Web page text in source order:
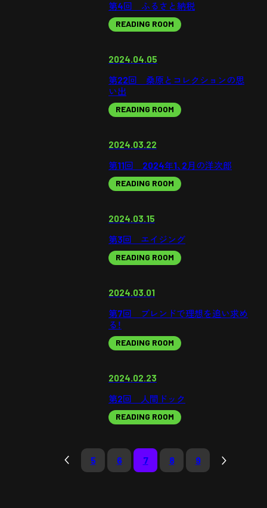
第4回 ふるさと納税
READING ROOM
2024.04.05
第22回 桑原とコレクションの思
い出
READING ROOM
2024.03.22
第11回 2024年1、2月の洋次郎
READING ROOM
2024.03.15
第3回 エイジング
READING ROOM
2024.03.01
第7回 ブレンドで理想を追い求め
る！
READING ROOM
2024.02.23
第2回 人間ドック
READING ROOM
5 6 7 8 9